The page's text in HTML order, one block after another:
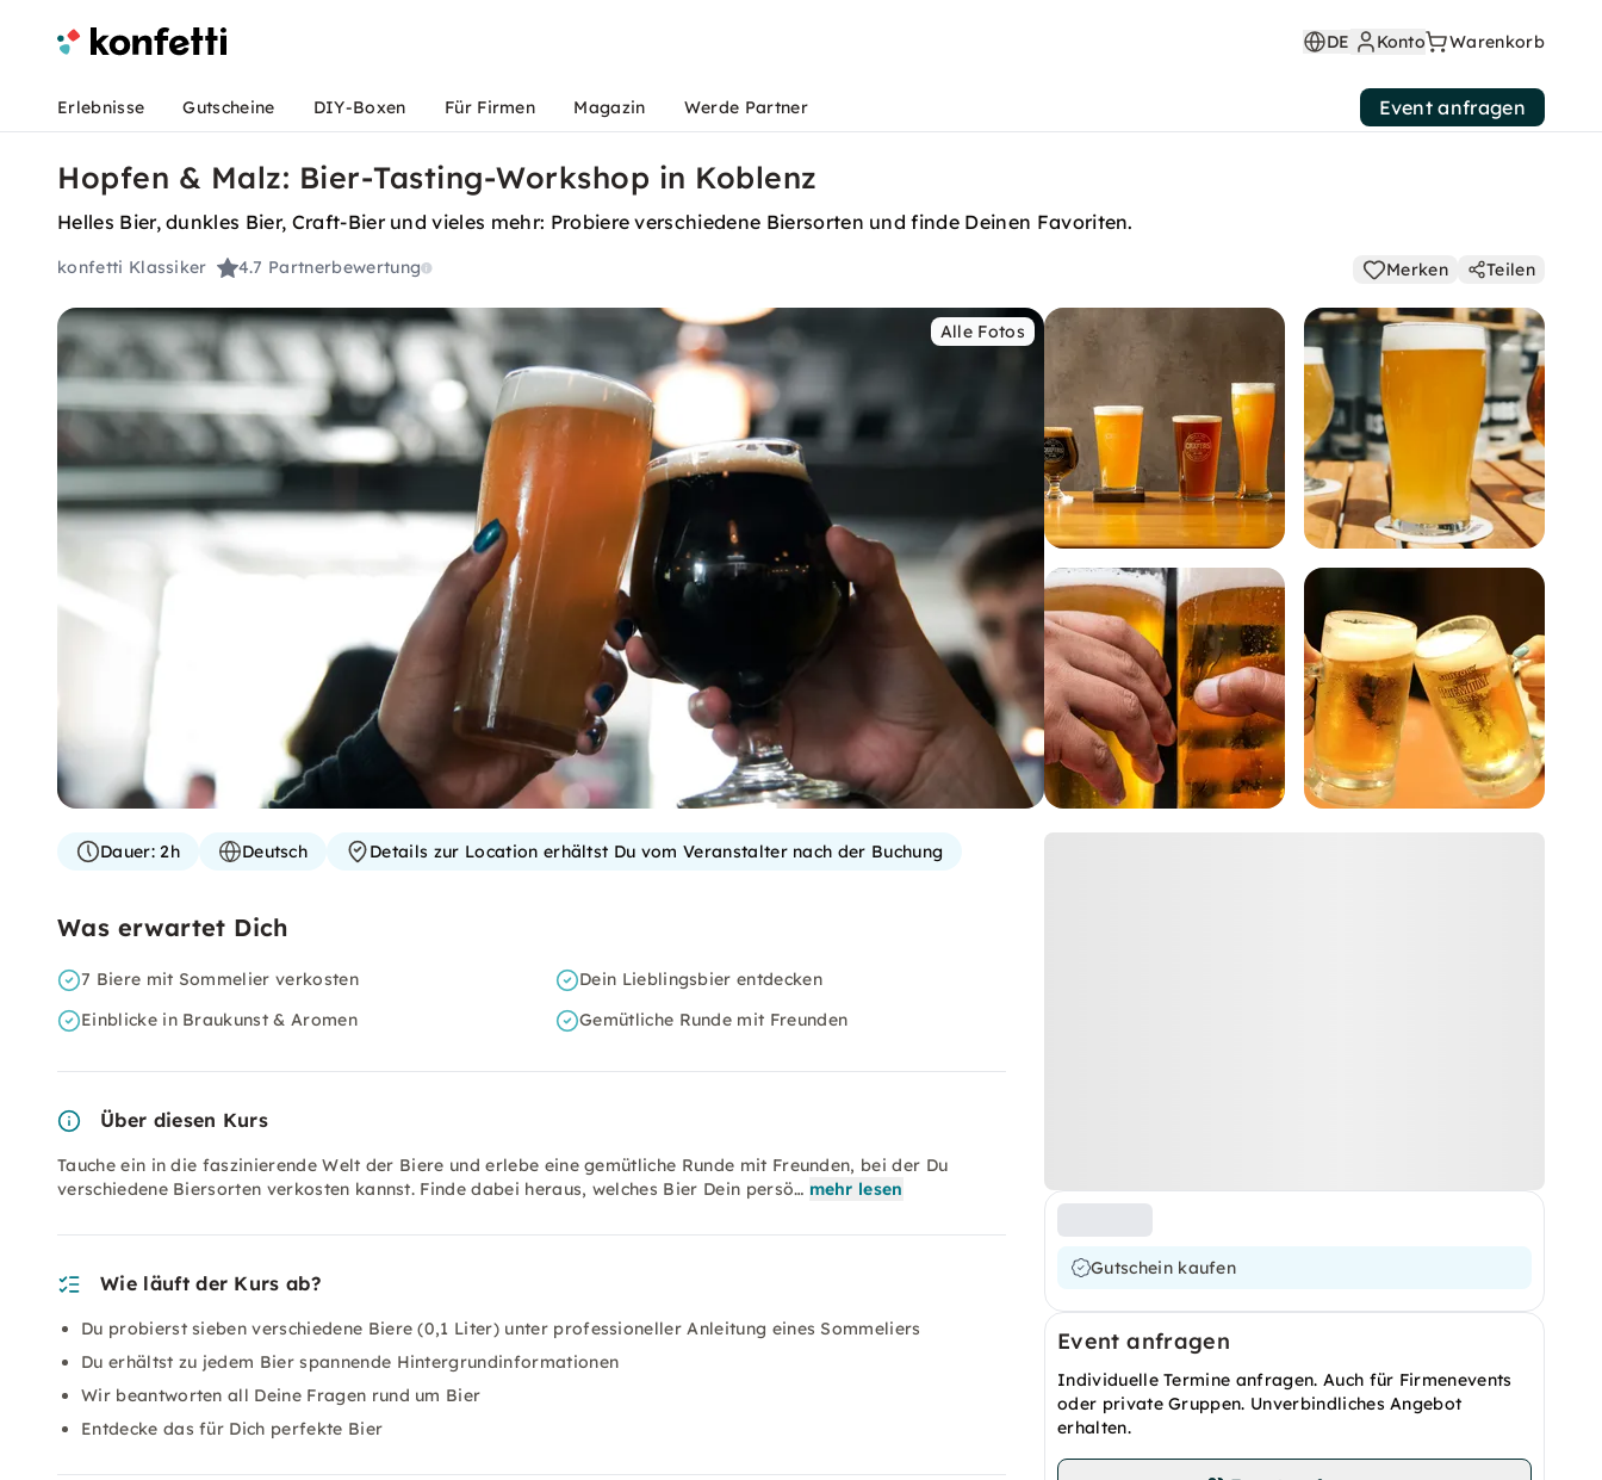
DE Konto Warenkorb
Erlebnisse Gutscheine DIY-Boxen Für Firmen Magazin Werde Partner Event anfragen
Hopfen & Malz: Bier-Tasting-Workshop in Koblenz
Helles Bier, dunkles Bier, Craft-Bier und vieles mehr: Probiere verschiedene Biersorten und finde Deinen Favoriten.
konfetti Klassiker 4.7 Partnerbewertung Merken Teilen
Alle Fotos
Gutschein kaufen
Event anfragen
Individuelle Termine anfragen. Auch für Firmenevents
oder private Gruppen. Unverbindliches Angebot
erhalten.
Dauer:2h Deutsch Details zur Location erhältst Du vom Veranstalter nach der Buchung
Was erwartet Dich
7 Biere mit Sommelier verkosten
Dein Lieblingsbier entdecken
Einblicke in Braukunst & Aromen
Gemütliche Runde mit Freunden
Über diesen Kurs
Tauche ein in die faszinierende Welt der Biere und erlebe eine gemütliche Runde mit Freunden, bei der Du
verschiedene Biersorten verkosten kannst. Finde dabei heraus, welches Bier Dein persö… mehr lesen
Wie läuft der Kurs ab?
Du probierst sieben verschiedene Biere (0,1 Liter) unter professioneller Anleitung eines Sommeliers
Du erhältst zu jedem Bier spannende Hintergrundinformationen
Wir beantworten all Deine Fragen rund um Bier
Entdecke das für Dich perfekte Bier